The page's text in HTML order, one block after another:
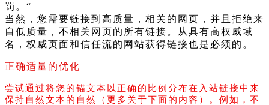
罚。“
当然，您需要链接到高质量，相关的网页，并且拒绝来
自低质量，不相关网页的所有链接。从具有高权威域
名，权威页面和信任流的网站获得链接也是必须的。
正确适量的优化
尝试通过将您的锚文本以正确的比例分布在入站链接中来
保持自然文本的自然（更多关于下面的内容）。例如，不